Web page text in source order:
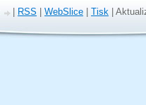
RSS WebSlice Tisk